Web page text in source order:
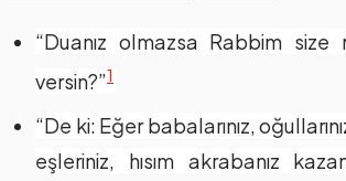
“Duanız olmazsa Rabbim
versin?”1
“De ki: Eğer babalarınız,
eşleriniz, hısım akrabanız